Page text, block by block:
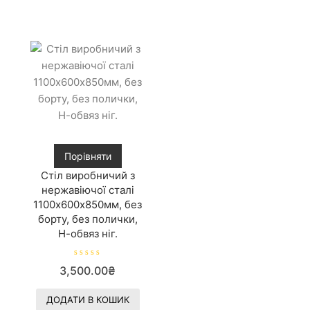
Порівняти
Стіл виробничий з
нержавіючої сталі
1100х600х850мм, без
борту, без полички,
Н-обвяз ніг.
О
ц
е
н
3,500.00₴
ДОДАТИ В КОШИК